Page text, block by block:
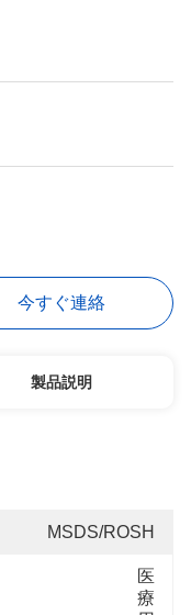
今すぐ連絡
製品説明
MSDS/ROSH
医
療